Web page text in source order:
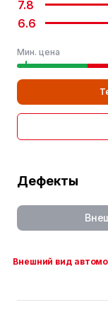
Тип
Технические
Тип задней
Размер
Подушка
7.8
6.6
Мин. цена
Дефекты
Внешний вид